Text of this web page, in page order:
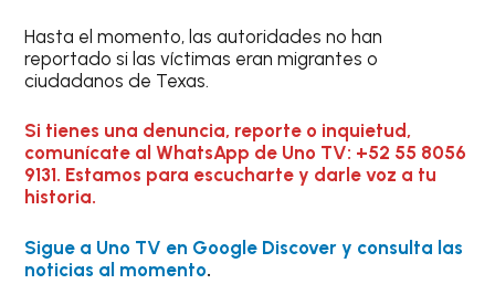
Hasta el momento, las autoridades no han
reportado si las víctimas eran migrantes o
ciudadanos de Texas.
Si tienes una denuncia, reporte o inquietud,
comunícate al WhatsApp de Uno TV: +52 55 8056
9131. Estamos para escucharte y darle voz a tu
historia.
Sigue a Uno TV en Google Discover y consulta las
noticias al momento.